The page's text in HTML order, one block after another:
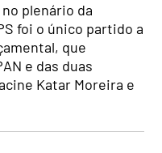
plenário da
foi o único partido a
que
e das duas
Katar Moreira e